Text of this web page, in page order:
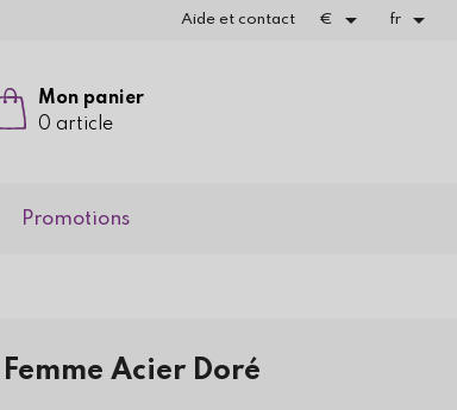
Aide et contact €  fr 
Mon panier
0 article
Promotions
Acier Doré